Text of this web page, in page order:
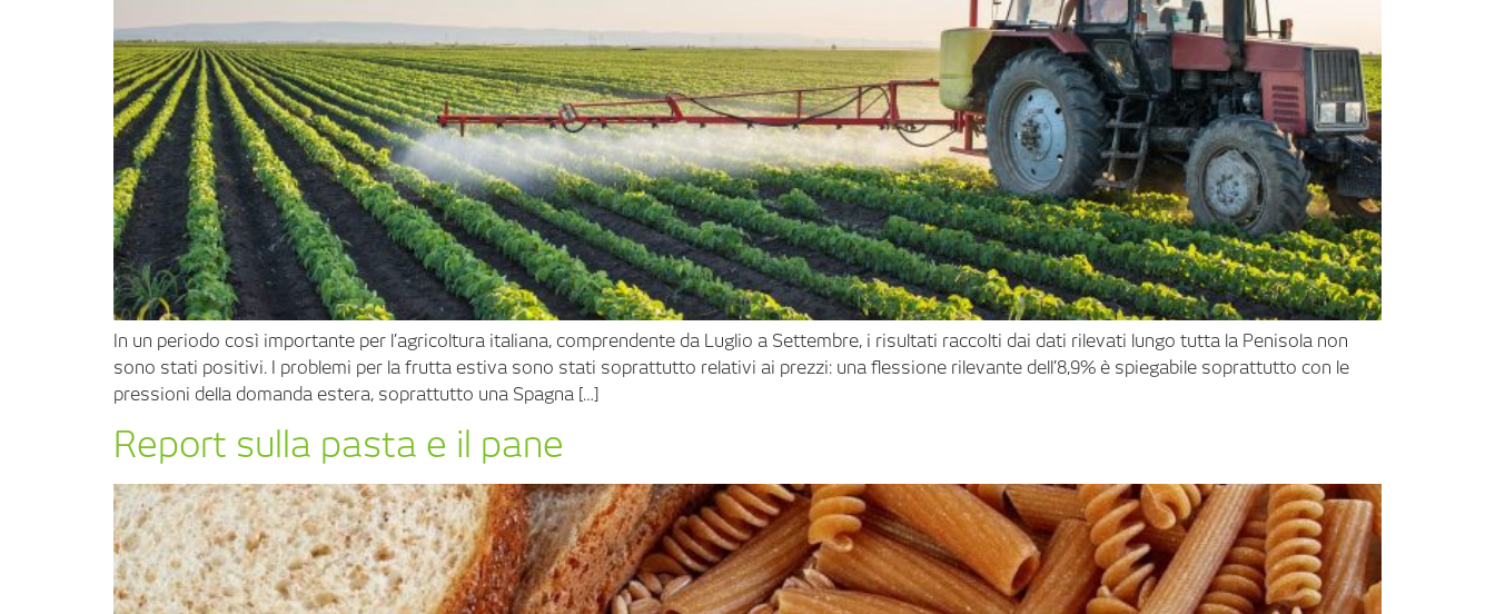
In un periodo così importante per l’agricoltura italiana, comprendente da Luglio a Settembre, i risultati raccolti dai dati rilevati lungo tutta la Penisola non
sono stati positivi. I problemi per la frutta estiva sono stati soprattutto relativi ai prezzi: una flessione rilevante dell’8,9% è spiegabile soprattutto con le
pressioni della domanda estera, soprattutto una Spagna […]
Report sulla pasta e il pane